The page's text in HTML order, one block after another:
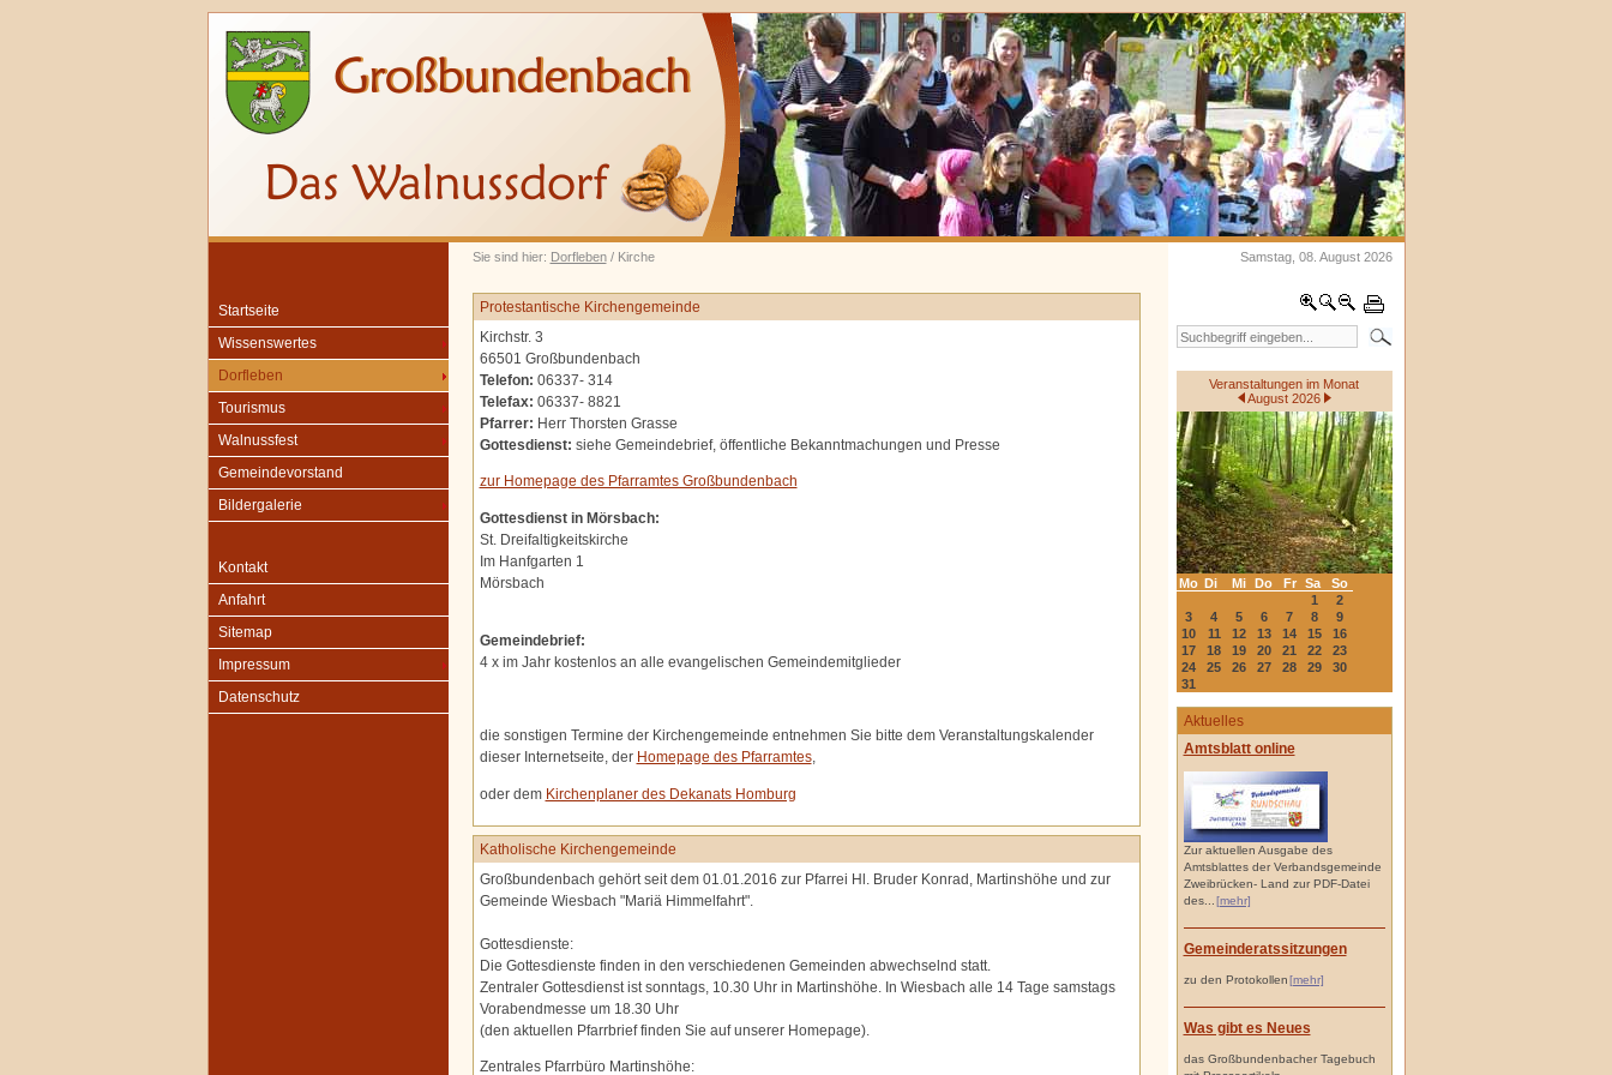
Sie sind hier: Dorfleben/ Kirche Samstag, 08. August 2026
Startseite
Wissenswertes
Dorfleben
Tourismus
Walnussfest
Gemeindevorstand
Bildergalerie
Kontakt
Anfahrt
Sitemap
Impressum
Datenschutz
Veranstaltungen im Monat
August 2026
Mo Di Mi Do Fr Sa
So
1
2
3
4 5 6 7 8
9
10
11 12 13 14 15
16
17
18 19 20 21 22
23
24
25 26 27 28 29
30
31
Aktuelles
Amtsblatt online
Zur aktuellen Ausgabe des
Amtsblattes der Verbandsgemeinde
Zweibrücken- Land zur PDF-Datei
des...
[mehr]
Gemeinderatssitzungen
zu den Protokollen[mehr]
Was gibt es Neues
das Großbundenbacher Tagebuch
Protestantische Kirchengemeinde
Kirchstr. 3
66501 Großbundenbach
Telefon: 06337- 314
Telefax: 06337- 8821
Pfarrer: Herr Thorsten Grasse
Gottesdienst: siehe Gemeindebrief, öffentliche Bekanntmachungen und Presse
zur Homepage des Pfarramtes Großbundenbach
Gottesdienst in Mörsbach:
St. Dreifaltigkeitskirche
Im Hanfgarten 1
Mörsbach
Gemeindebrief:
4 x im Jahr kostenlos an alle evangelischen Gemeindemitglieder
die sonstigen Termine der Kirchengemeinde entnehmen Sie bitte dem Veranstaltungskalender
dieser Internetseite, der Homepage des Pfarramtes,
oder dem Kirchenplaner des Dekanats Homburg
Katholische Kirchengemeinde
Großbundenbach gehört seit dem 01.01.2016 zur Pfarrei Hl. Bruder Konrad, Martinshöhe und zur
Gemeinde Wiesbach "Mariä Himmelfahrt".
Gottesdienste:
Die Gottesdienste finden in den verschiedenen Gemeinden abwechselnd statt.
Zentraler Gottesdienst ist sonntags, 10.30 Uhr in Martinshöhe. In Wiesbach alle 14 Tage samstags
Vorabendmesse um 18.30 Uhr
(den aktuellen Pfarrbrief finden Sie auf unserer Homepage).
Zentrales Pfarrbüro Martinshöhe: